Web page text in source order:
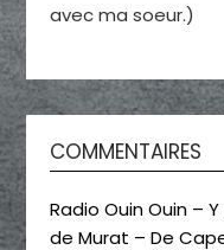
avec ma soeur.)
COMMENTAIRES
Radio Ouin Ouin –
de Murat – De